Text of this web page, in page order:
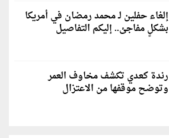
إلغاء حفلين لـ محمد رمضان في أمريكا
بشكلٍ مفاجئ.. إليكم التفاصيل
رندة كعدي تكشف مخاوف العمر
وتوضح موقفها من الاعتزال